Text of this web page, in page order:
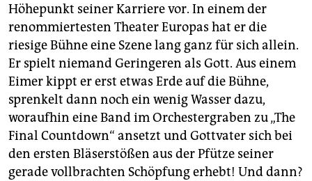
unterstützen
abo
genossenschaft
epaper login
Höhepunkt seiner Karriere vor. In einem der
renommiertesten Theater Europas hat er die
riesige Bühne eine Szene lang ganz für sich allein.
Er spielt niemand Geringeren als Gott. Aus einem
Eimer kippt er erst etwas Erde auf die Bühne,
sprenkelt dann noch ein wenig Wasser dazu,
woraufhin eine Band im Orchestergraben zu „The
Final Countdown“ ansetzt und Gottvater sich bei
den ersten Bläserstößen aus der Pfütze seiner
gerade vollbrachten Schöpfung erhebt! Und dann?